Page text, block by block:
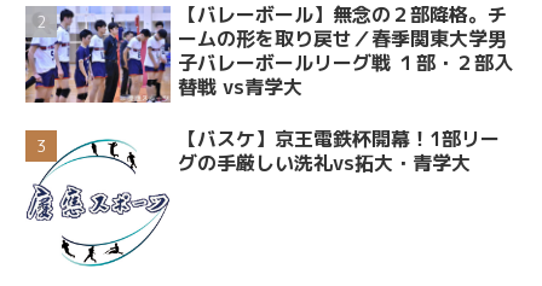
【バレーボール】無念の２部降格。チ
ームの形を取り戻せ／春季関東大学男
子バレーボールリーグ戦 １部・２部入
替戦 vs青学大
【バスケ】京王電鉄杯開幕！1部リー
グの手厳しい洗礼vs拓大・青学大